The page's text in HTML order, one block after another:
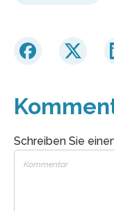
Schreiben Sie